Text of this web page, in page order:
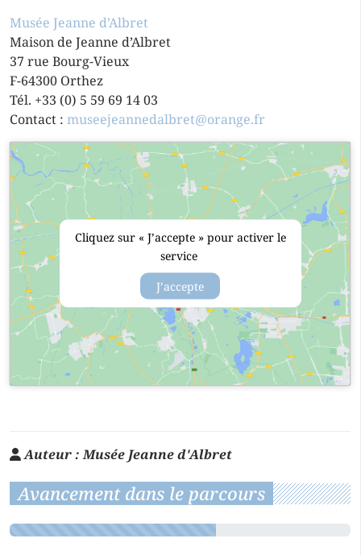
Musée Jeanne d’Albret
Maison de Jeanne d’Albret
37 rue Bourg-Vieux
F-64300 Orthez
Tél. +33 (0) 5 59 69 14 03
Contact : museejeannedalbret@orange.fr
Cliquez sur « J’accepte » pour activer le
service
J’accepte
Auteur :Musée Jeanne d'Albret
Avancement dans le parcours